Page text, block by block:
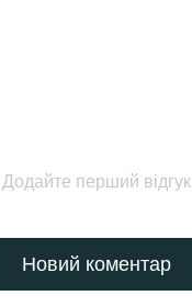
Додайте перший відгук
Новий коментар